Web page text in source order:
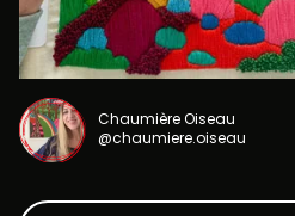
Chaumière Oiseau
@chaumiere.oiseau